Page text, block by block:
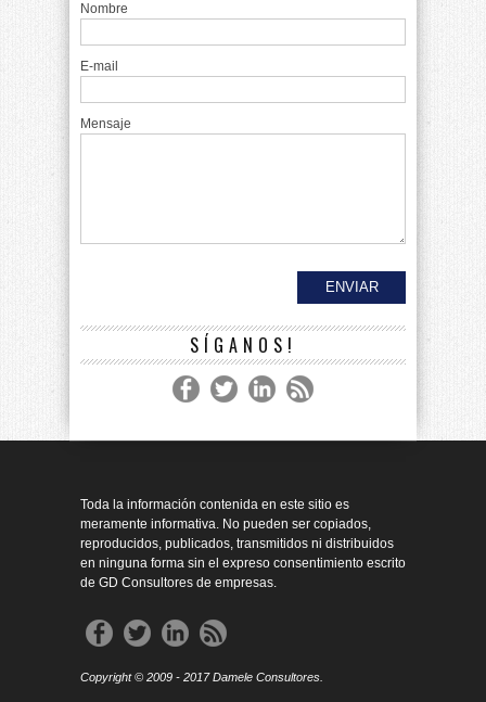
Nombre
E-mail
Mensaje
SÍGANOS!
Toda la información contenida en este sitio es
meramente informativa. No pueden ser copiados,
reproducidos, publicados, transmitidos ni distribuidos
en ninguna forma sin el expreso consentimiento escrito
de GD Consultores de empresas.
Copyright © 2009 - 2017 Damele Consultores.